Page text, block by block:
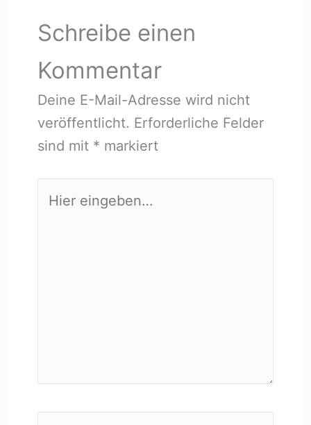
Schreibe einen
Kommentar
Deine E-Mail-Adresse wird nicht
veröffentlicht. Erforderliche Felder
sind mit * markiert
eingeben…